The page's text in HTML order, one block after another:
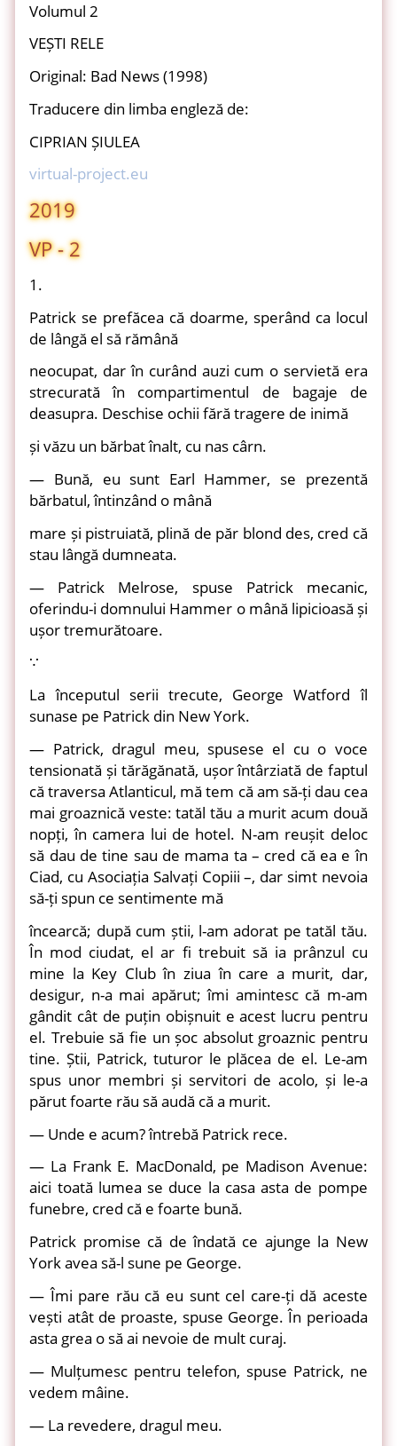
Volumul 2
VEȘTI RELE
Original: Bad News (1998)
Traducere din limba engleză de:
CIPRIAN ȘIULEA
virtual-project.eu
2019
VP - 2
1.
Patrick se prefăcea că doarme, sperând ca locul
de lângă el să rămână
neocupat, dar în curând auzi cum o servietă era
strecurată în compartimentul de bagaje de
deasupra. Deschise ochii fără tragere de inimă
și văzu un bărbat înalt, cu nas cârn.
— Bună, eu sunt Earl Hammer, se prezentă
bărbatul, întinzând o mână
mare și pistruiată, plină de păr blond des, cred că
stau lângă dumneata.
— Patrick Melrose, spuse Patrick mecanic,
oferindu-i domnului Hammer o mână lipicioasă și
ușor tremurătoare.
∵
La începutul serii trecute, George Watford îl
sunase pe Patrick din New York.
— Patrick, dragul meu, spusese el cu o voce
tensionată și tărăgănată, ușor întârziată de faptul
că traversa Atlanticul, mă tem că am să-ți dau cea
mai groaznică veste: tatăl tău a murit acum două
nopți, în camera lui de hotel. N-am reușit deloc
să dau de tine sau de mama ta – cred că ea e în
Ciad, cu Asociația Salvați Copiii –, dar simt nevoia
să-ți spun ce sentimente mă
încearcă; după cum știi, l-am adorat pe tatăl tău.
În mod ciudat, el ar fi trebuit să ia prânzul cu
mine la Key Club în ziua în care a murit, dar,
desigur, n-a mai apărut; îmi amintesc că m-am
gândit cât de puțin obișnuit e acest lucru pentru
el. Trebuie să fie un șoc absolut groaznic pentru
tine. Știi, Patrick, tuturor le plăcea de el. Le-am
spus unor membri și servitori de acolo, și le-a
părut foarte rău să audă că a murit.
— Unde e acum? întrebă Patrick rece.
— La Frank E. MacDonald, pe Madison Avenue:
aici toată lumea se duce la casa asta de pompe
funebre, cred că e foarte bună.
Patrick promise că de îndată ce ajunge la New
York avea să-l sune pe George.
— Îmi pare rău că eu sunt cel care-ți dă aceste
vești atât de proaste, spuse George. În perioada
asta grea o să ai nevoie de mult curaj.
— Mulțumesc pentru telefon, spuse Patrick, ne
vedem mâine.
— La revedere, dragul meu.